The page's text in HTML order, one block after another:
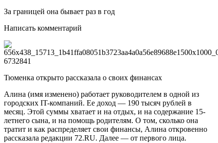
За границей она бывает раз в год
Написать комментарий
Тюменка открыто рассказала о своих финансах
Алина (имя изменено) работает руководителем в одной из
городских IT-компаний. Ее доход — 190 тысяч рублей в
месяц. Этой суммы хватает и на отдых, и на содержание 15-
летнего сына, и на помощь родителям. О том, сколько она
тратит и как распределяет свои финансы, Алина откровенно
рассказала редакции 72.RU. Далее — от первого лица.